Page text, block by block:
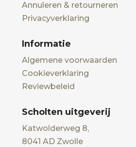
Annuleren & retourneren
Privacyverklaring
Informatie
Algemene voorwaarden
Cookieverklaring
Reviewbeleid
Scholten uitgeverij
Katwolderweg 8,
8041 AD Zwolle